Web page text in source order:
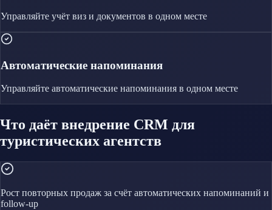
Управляйте учёт виз и документов в одном месте
Автоматические напоминания
Управляйте автоматические напоминания в одном месте
Что даёт внедрение CRM для
туристических агентств
Рост повторных продаж за счёт автоматических напоминаний и
follow-up